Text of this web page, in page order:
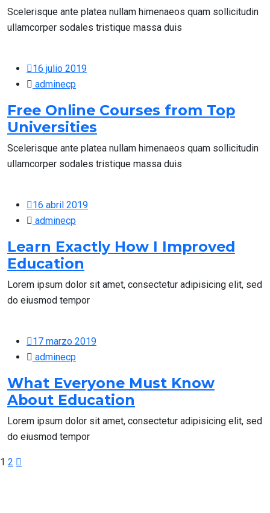
Scelerisque ante platea nullam himenaeos quam sollicitudin
ullamcorper sodales tristique massa duis
16 julio 2019
adminecp
Free Online Courses from Top
Universities
Scelerisque ante platea nullam himenaeos quam sollicitudin
ullamcorper sodales tristique massa duis
16 abril 2019
adminecp
Learn Exactly How I Improved
Education
Lorem ipsum dolor sit amet, consectetur adipisicing elit, sed
do eiusmod tempor
17 marzo 2019
adminecp
What Everyone Must Know
About Education
Lorem ipsum dolor sit amet, consectetur adipisicing elit, sed
do eiusmod tempor
1 2